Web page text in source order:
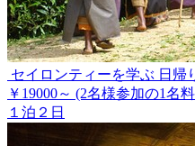
セイロンティーを学ぶ 日
￥19000～ (2名様参加の1名
１泊２日